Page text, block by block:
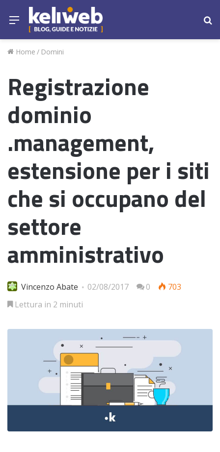
Menu
Home / Domini
Registrazione
dominio
.management,
estensione per i siti
che si occupano del
settore
amministrativo
Vincenzo Abate 02/08/2017 0
703
Lettura in 2 minuti